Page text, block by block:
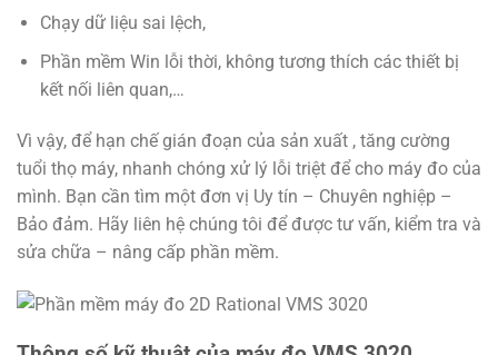
Chạy dữ liệu sai lệch,
Phần mềm Win lỗi thời, không tương thích các thiết bị
kết nối liên quan,…
Vì vậy, để hạn chế gián đoạn của sản xuất , tăng cường
tuổi thọ máy, nhanh chóng xử lý lỗi triệt để cho máy đo của
mình. Bạn cần tìm một đơn vị Uy tín – Chuyên nghiệp –
Bảo đảm. Hãy liên hệ chúng tôi để được tư vấn, kiểm tra và
sửa chữa – nâng cấp phần mềm.